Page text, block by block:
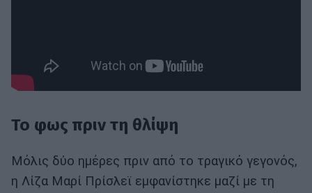
Το φως πριν τη θλίψη
Μόλις δύο ημέρες πριν από το τραγικό γεγονός,
η Λίζα Μαρί Πρίσλεϊ εμφανίστηκε μαζί με τη